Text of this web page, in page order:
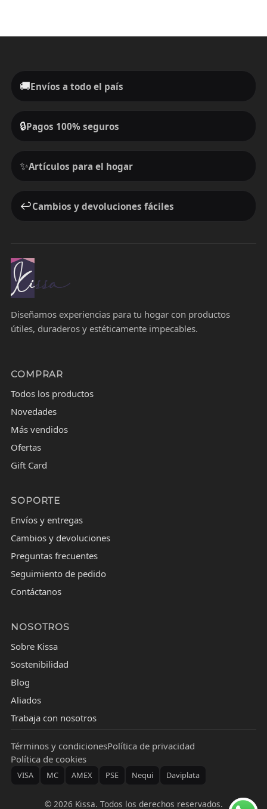
🚚Envíos a todo el país
🔒Pagos 100% seguros
✨Artículos para el hogar
↩️Cambios y devoluciones fáciles
Diseñamos experiencias para tu hogar con productos
útiles, duraderos y estéticamente impecables.
COMPRAR
Todos los productos
Novedades
Más vendidos
Ofertas
Gift Card
SOPORTE
Envíos y entregas
Cambios y devoluciones
Preguntas frecuentes
Seguimiento de pedido
Contáctanos
NOSOTROS
Sobre Kissa
Sostenibilidad
Blog
Aliados
Trabaja con nosotros
Términos y condicionesPolítica de privacidad
Política de cookies
VISA MC AMEX PSE Nequi Daviplata
© 2026 Kissa. Todos los derechos reservados.